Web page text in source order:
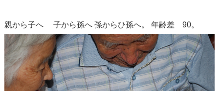
親から子へ 子から孫へ孫からひ孫へ。 年齢差 90。